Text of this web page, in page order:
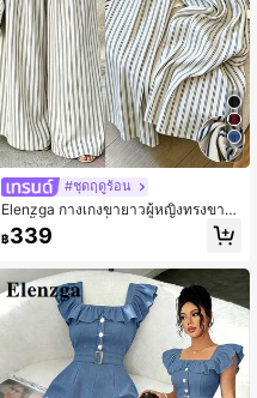
7
#ชุดฤดูร้อน
Elenzga กางเกงขายาวผู้หญิงทรงขาก
ว้างทิ้งตัวสไตล์ฝรั่งเศส ลายทาง ช่วยพร
างหุ่น เรียบหรู ลำลอง ใส่ไปทำงานได้
฿339